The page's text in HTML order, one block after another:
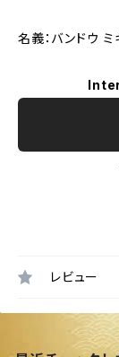
名義：バンドウ ミ
レビュー